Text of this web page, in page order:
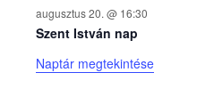
n
a
augusztus 20. @ 16:30
Szent István nap
Naptár megtekintése